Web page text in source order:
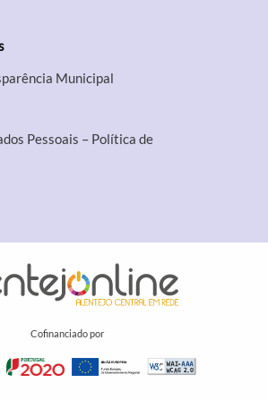
Municipal
Pessoais – Política de
Cofinanciado por